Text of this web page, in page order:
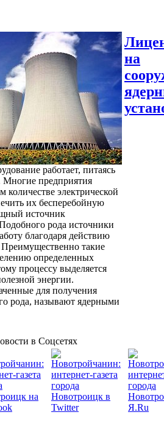
работает, питаясь
Многие предприятия
электрической
их бесперебойную
источник
рода источники
благодаря действию
такие
определенных
процессу выделяется
энергии.
для получения
рода, называют ядерными
на
в Соцсетях